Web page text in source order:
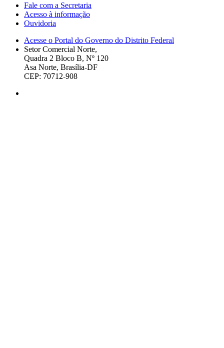
Fale com a Secretaria
Acesso à informação
Ouvidoria
Acesse o Portal do Governo do Distrito Federal
Setor Comercial Norte,
Quadra 2 Bloco B, Nº 120
Asa Norte, Brasília-DF
CEP: 70712-908